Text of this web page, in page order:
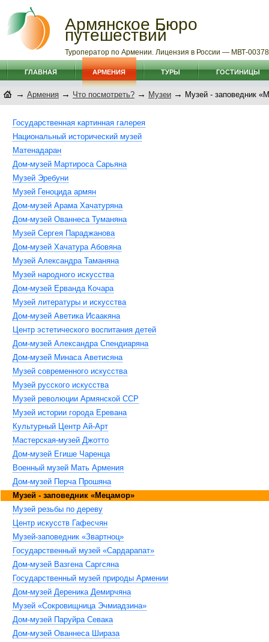
Армянское Бюро
путешествий
Туроператор по Армении. Лицензия в России — МВТ-
ГЛАВНАЯ АРМЕНИЯ ТУРЫ ГОСТИНИЦЫ
→ Армения → Что посмотреть? → Музеи → Музей - заповедник
Государственная картинная галерея
Национальный исторический музей
Матенадаран
Дом-музей Мартироса Сарьяна
Музей Эребуни
Музей Геноцида армян
Дом-музей Арама Хачатуряна
Дом-музей Ованнеса Туманяна
Музей Сергея Параджанова
Дом-музей Хачатура Абовяна
Музей Александра Таманяна
Музей народного искусства
Дом-музей Ерванда Кочара
Музей литературы и искусства
Дом-музей Аветика Исаакяна
Центр эстетического воспитания детей
Дом-музей Александра Спендиаряна
Дом-музей Минаса Аветисяна
Музей современного искусства
Музей русского искусства
Музей революции Армянской ССР
Музей истории города Еревана
Культурный Центр Ай-Арт
Мастерская-музей Джотто
Дом-музей Егише Чаренца
Военный музей Мать Армения
Дом-музей Перча Прошяна
Музей - заповедник «Мецамор»
Музей резьбы по дереву
Центр искусств Гафесчян
Музей-заповедник «Звартноц»
Государственный музей «Сардарапат»
Дом-музей Вазгена Саргсяна
Государственный музей природы Армении
Дом-музей Дереника Демирчяна
Музей «Сокровищница Эчмиадзина»
Дом-музей Паруйра Севака
Дом-музей Ованнеса Шираза